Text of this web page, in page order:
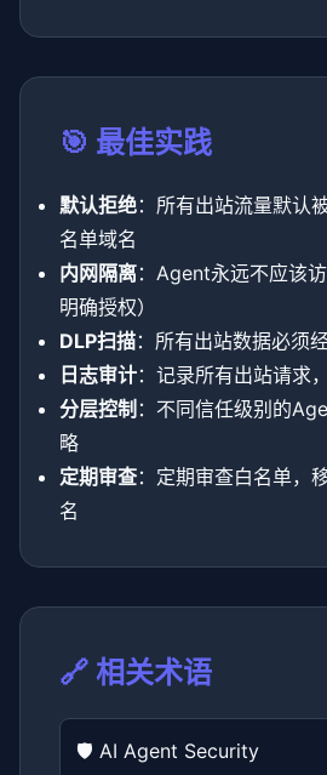
🎯 最佳实践
默认拒绝：所有出站流量默认
名单域名
内网隔离：Agent永远不应该
明确授权）
DLP扫描：所有出站数据必须
日志审计：记录所有出站请求
分层控制 ：不同信任级别的
略
定期审查：定期审查白名单，
名
🔗 相关术语
🛡️ AI Agent Security